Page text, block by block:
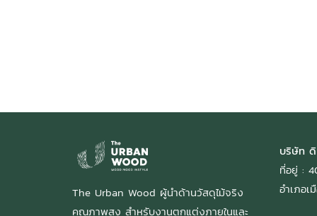
The Urban Wood ผู้นำด้านวัสดุไม้จริง
คุณภาพสูง สำหรับงานตกแต่งภายในและ
บริษัท
ที่อยู่ :
อำเภอ